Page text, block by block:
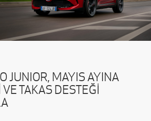
JUNIOR, MAYIS AYINA
TAKAS DESTEĞİ